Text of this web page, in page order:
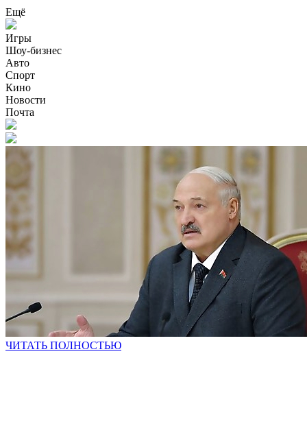
Ещё
Игры
Шоу-бизнес
Авто
Спорт
Кино
Новости
Почта
ЧИТАТЬ ПОЛНОСТЬЮ